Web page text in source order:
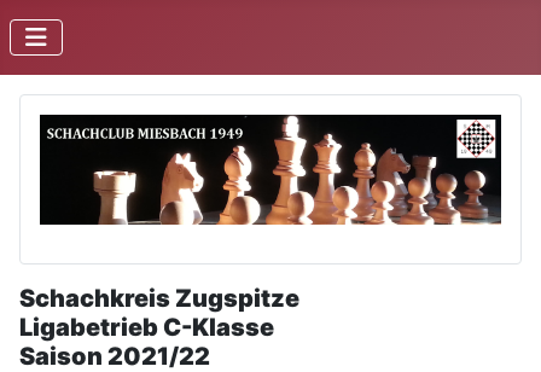
Schachkreis Zugspitze
Ligabetrieb C-Klasse
Saison 2021/22